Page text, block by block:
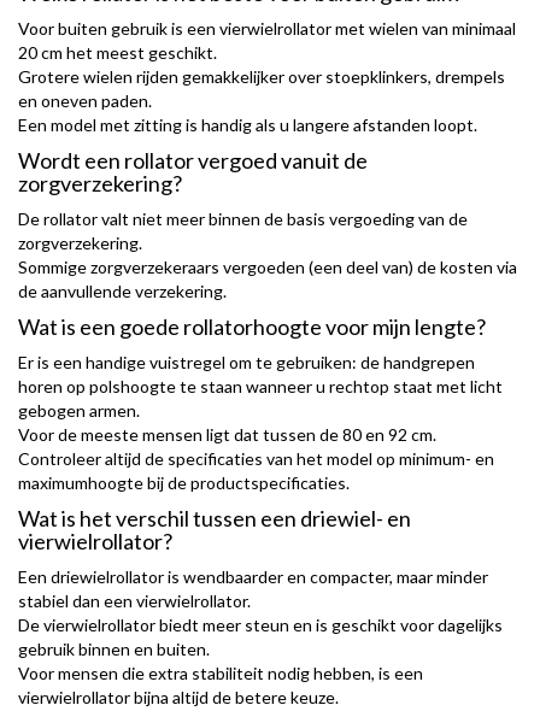
Voor buiten gebruik is een vierwielrollator met wielen van minimaal
20 cm het meest geschikt.
Grotere wielen rijden gemakkelijker over stoepklinkers, drempels
en oneven paden.
Een model met zitting is handig als u langere afstanden loopt.
Wordt een rollator vergoed vanuit de
zorgverzekering?
De rollator valt niet meer binnen de basis vergoeding van de
zorgverzekering.
Sommige zorgverzekeraars vergoeden (een deel van) de kosten via
de aanvullende verzekering.
Wat is een goede rollatorhoogte voor mijn lengte?
Er is een handige vuistregel om te gebruiken: de handgrepen
horen op polshoogte te staan wanneer u rechtop staat met licht
gebogen armen.
Voor de meeste mensen ligt dat tussen de 80 en 92 cm.
Controleer altijd de specificaties van het model op minimum- en
maximumhoogte bij de productspecificaties.
Wat is het verschil tussen een driewiel- en
vierwielrollator?
Een driewielrollator is wendbaarder en compacter, maar minder
stabiel dan een vierwielrollator.
De vierwielrollator biedt meer steun en is geschikt voor dagelijks
gebruik binnen en buiten.
Voor mensen die extra stabiliteit nodig hebben, is een
vierwielrollator bijna altijd de betere keuze.